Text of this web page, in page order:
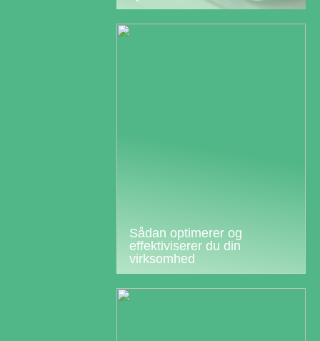
Sådan optimerer og
effektiviserer du din
virksomhed